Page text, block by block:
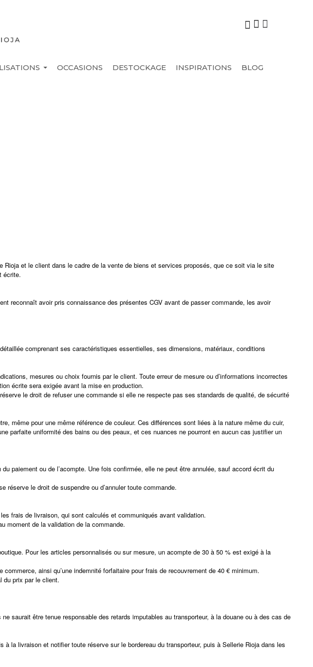
OCCASIONS DESTOCKAGE INSPIRATIONS BLOG
et le client dans le cadre de la vente de biens et services proposés, que ce soit via le site
écrite.
reconnaît avoir pris connaissance des présentes CGV avant de passer commande, les avoir
comprenant ses caractéristiques essentielles, ses dimensions, matériaux, conditions
mesures ou choix fournis par le client. Toute erreur de mesure ou d’informations incorrectes
écrite sera exigée avant la mise en production.
le droit de refuser une commande si elle ne respecte pas ses standards de qualité, de sécurité
même pour une même référence de couleur. Ces différences sont liées à la nature même du cuir,
parfaite uniformité des bains ou des peaux, et ces nuances ne pourront en aucun cas justifier un
paiement ou de l’acompte. Une fois confirmée, elle ne peut être annulée, sauf accord écrit du
le droit de suspendre ou d’annuler toute commande.
frais de livraison, qui sont calculés et communiqués avant validation.
moment de la validation de la commande.
Pour les articles personnalisés ou sur mesure, un acompte de 30 à 50 % est exigé à la
ainsi qu’une indemnité forfaitaire pour frais de recouvrement de 40 € minimum.
du prix par le client.
saurait être tenue responsable des retards imputables au transporteur, à la douane ou à des cas de
la livraison et notifier toute réserve sur le bordereau du transporteur, puis à Sellerie Rioja dans les